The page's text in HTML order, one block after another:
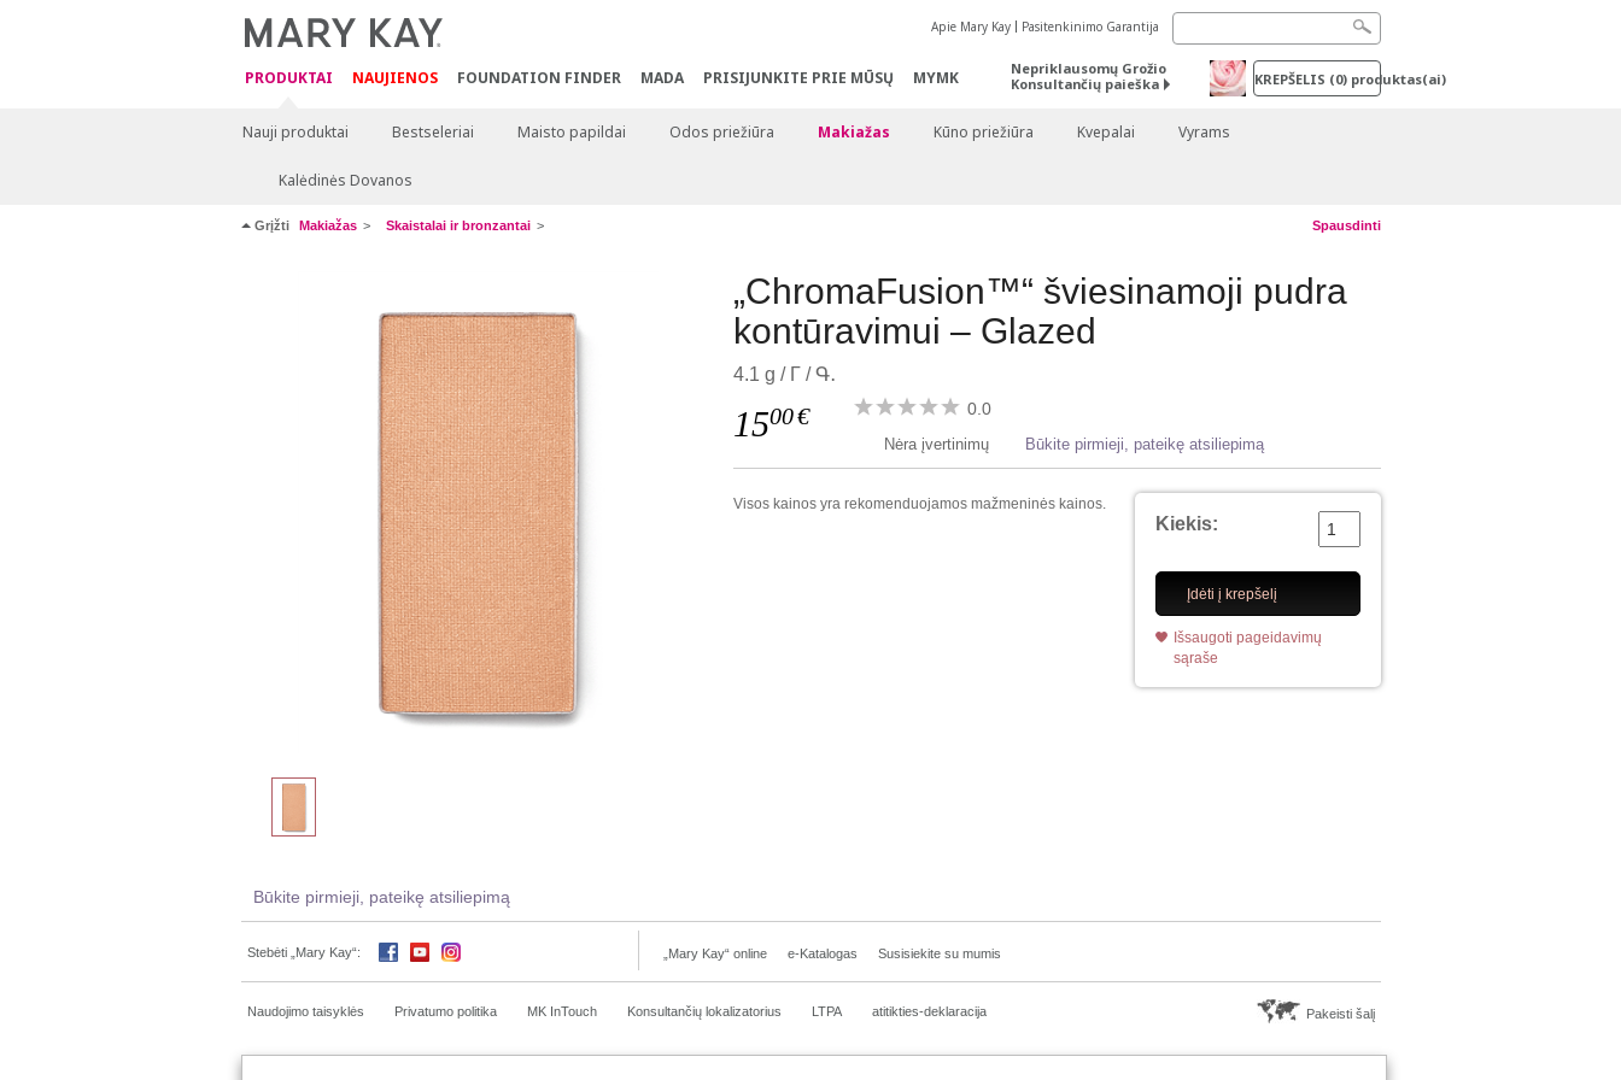
PRODUKTAI NAUJIENOS FOUNDATION FINDER MADA PRISIJUNKITE PRIE MŪSŲ MYMK
Apie Mary Kay Pasitenkinimo Garantija
Nepriklausomų Grožio
Konsultančių paieška
KREPŠELIS (0) produktas(ai)
Nauji produktai Bestseleriai Maisto papildai Odos priežiūra Makiažas Kūno priežiūra Kvepalai Vyrams
Kalėdinės Dovanos
Grįžti Makiažas Skaistalai ir bronzantai Spausdinti
„ChromaFusion™“ šviesinamoji pudra
kontūravimui – Glazed
4.1 g / Г / Գ․
1500€ 0.0
Nėra įvertinimų Būkite pirmieji, pateikę atsiliepimą
Kiekis:
Įdėti į krepšelį
Išsaugoti pageidavimų
sąraše
Visos kainos yra rekomenduojamos mažmeninės kainos.
Būkite pirmieji, pateikę atsiliepimą
Stebėti „Mary Kay“: „Mary Kay“ online e-Katalogas Susisiekite su mumis
Naudojimo taisyklės Privatumo politika MK InTouch Konsultančių lokalizatorius LTPA atitikties-deklaracija Pakeisti šalį